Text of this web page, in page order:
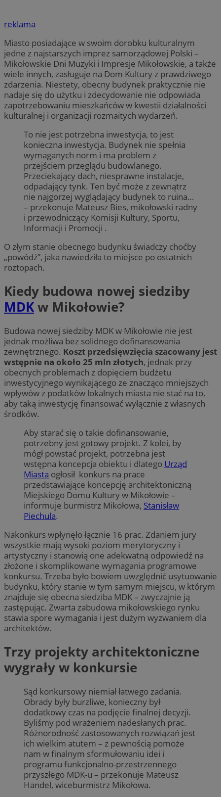
reklama
Miasto posiadające w swoim dorobku kulturalnym
jedne z najstarszych imprez samorządowej Polski –
Mikołowskie Dni Muzyki i Impresje Mikołowskie, a także
wiele innych, zasługuje na Dom Kultury z prawdziwego
zdarzenia. Niestety, obecny budynek praktycznie nie
nadaje się do użytku i zdecydowanie nie odpowiada
zapotrzebowaniu mieszkańców w kwestii działalności
kulturalnej i organizacji rozmaitych wydarzeń.
To nie jest potrzebna inwestycja, to jest
konieczna inwestycja. Budynek nie spełnia
wymaganych norm i ma problem z
przejściem przeglądu budowlanego.
Przeciekający dach, niesprawne instalacje,
odpadający tynk. Ten być może z zewnątrz
nie najgorzej wyglądający budynek to ruina…
– przekonuje Mateusz Bies, mikołowski radny
i przewodniczący Komisji Kultury, Sportu,
Informacji i Promocji .
O złym stanie obecnego budynku świadczy choćby
„powódź”, jaka nawiedziła to miejsce po ostatnich
roztopach.
Kiedy budowa nowej siedziby
MDKw Mikołowie?
Budowa nowej siedziby MDK w Mikołowie nie jest
jednak możliwa bez solidnego dofinansowania
zewnętrznego. Koszt przedsięwzięcia szacowany jest
wstępnie na około 25 mln złotych, jednak przy
obecnych problemach z dopięciem budżetu
inwestycyjnego wynikającego ze znacząco mniejszych
wpływów z podatków lokalnych miasta nie stać na to,
aby taką inwestycję finansować wyłącznie z własnych
środków.
Aby starać się o takie dofinansowanie,
potrzebny jest gotowy projekt. Z kolei, by
mógł powstać projekt, potrzebna jest
wstępna koncepcja obiektu i dlatego Urząd
Miasta ogłosił konkurs na prace
przedstawiające koncepcję architektoniczną
Miejskiego Domu Kultury w Mikołowie –
informuje burmistrz Mikołowa, Stanisław
Piechula.
Nakonkurs wpłynęło łącznie 16 prac. Zdaniem jury
wszystkie mają wysoki poziom merytoryczny i
artystyczny i stanowią one adekwatną odpowiedź na
złożone i skomplikowane wymagania programowe
konkursu. Trzeba było bowiem uwzględnić usytuowanie
budynku, który stanie w tym samym miejscu, w którym
znajduje się obecna siedziba MDK – zwyczajnie ją
zastępując. Zwarta zabudowa mikołowskiego rynku
stawia spore wymagania i jest dużym wyzwaniem dla
architektów.
Trzy projekty architektoniczne
wygrały w konkursie
Sąd konkursowy niemiał łatwego zadania.
Obrady były burzliwe, konieczny był
dodatkowy czas na podjęcie finalnej decyzji.
Byliśmy pod wrażeniem nadesłanych prac.
Różnorodność zastosowanych rozwiązań jest
ich wielkim atutem – z pewnością pomoże
nam w finalnym sformułowaniu idei i
programu funkcjonalno-przestrzennego
przyszłego MDK-u – przekonuje Mateusz
Handel, wiceburmistrz Mikołowa.